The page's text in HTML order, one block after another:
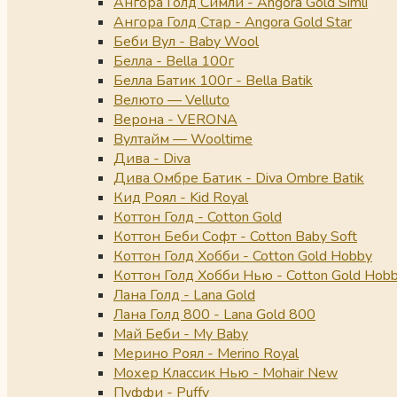
Ангора Голд Стар - Angora Gold Star
Беби Вул - Baby Wool
Белла - Bella 100г
Белла Батик 100г - Bella Batik
Велюто — Velluto
Верона - VERONA
Вултайм — Wooltime
Дива - Diva
Дива Омбре Батик - Diva Ombre Batik
Кид Роял - Kid Royal
Коттон Голд - Cotton Gold
Коттон Беби Софт - Cotton Baby Soft
Коттон Голд Хобби - Cotton Gold Hobby
Коттон Голд Хобби Нью - Cotton Gold
Лана Голд - Lana Gold
Лана Голд 800 - Lana Gold 800
Май Беби - My Baby
Мерино Роял - Merino Royal
Мохер Классик Нью - Mohair New
Пуффи - Puffy